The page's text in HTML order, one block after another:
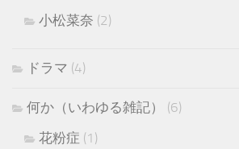
小松菜奈 (2)
ドラマ (4)
何か（いわゆる雑記）
(6)
花粉症 (1)